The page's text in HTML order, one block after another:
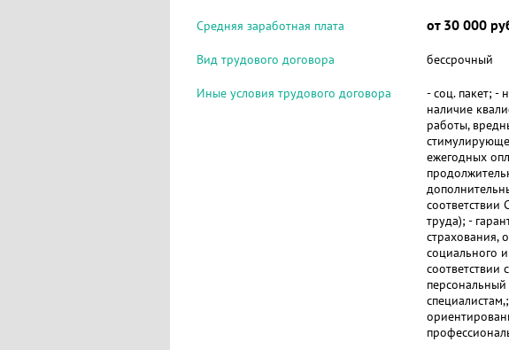
Средняя заработная плата от 30 000
Вид трудового договора бессрочный
Иные условия трудового договора
- соц. пакет; -
наличие
работы,
ежегодных
соответствии
труда); -
страхования,
социального